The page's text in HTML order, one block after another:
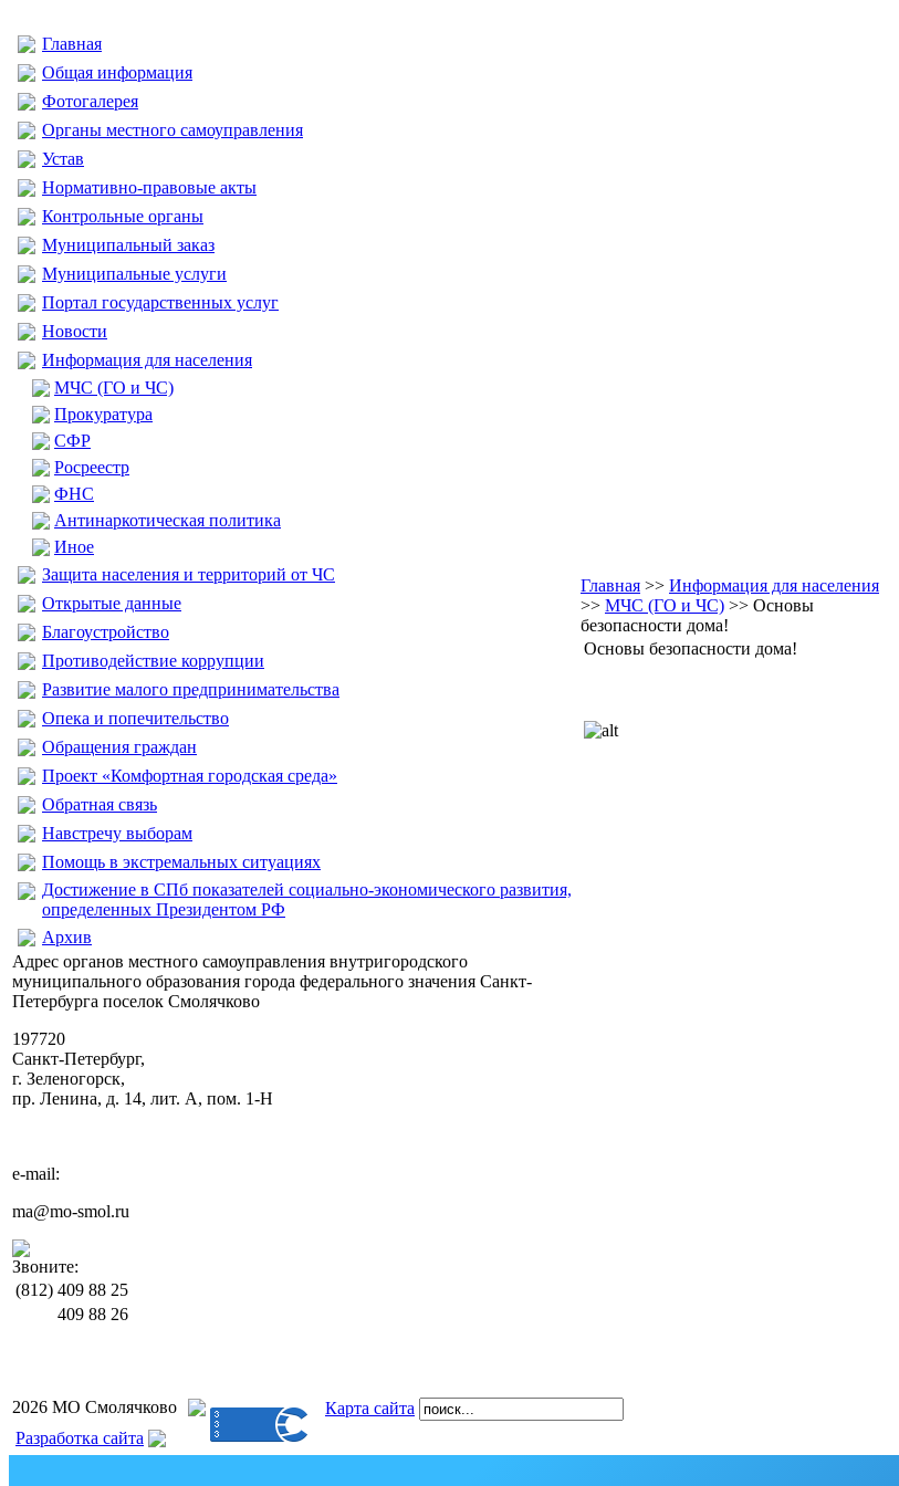
Главная
Общая информация
Фотогалерея
Органы местного самоуправления
Устав
Нормативно-правовые акты
Контрольные органы
Муниципальный заказ
Муниципальные услуги
Портал государственных услуг
Новости
Информация для населения
МЧС (ГО и ЧС)
Прокуратура
CФР
Росреестр
ФНС
Антинаркотическая политика
Иное
Защита населения и территорий от ЧС
Открытые данные
Благоустройство
Противодействие коррупции
Развитие малого предпринимательства
Опека и попечительство
Обращения граждан
Проект «Комфортная городская среда»
Обратная связь
Навстречу выборам
Помощь в экстремальных ситуациях
Достижение в СПб показателей социально-экономического развития,
определенных Президентом РФ
Архив
Адрес органов местного самоуправления внутригородского
муниципального образования города федерального значения Санкт-
Петербурга поселок Смолячково
197720
Санкт-Петербург,
г. Зеленогорск,
пр. Ленина, д. 14, лит. А, пом. 1-Н
e-mail:
ma@mo-smol.ru
Звоните:
(812) 409 88 25
409 88 26
Главная >> Информация для населения
>> МЧС (ГО и ЧС) >> Основы
безопасности дома!
Основы безопасности дома!
2026 МО Смолячково
Карта сайта
Разработка сайта